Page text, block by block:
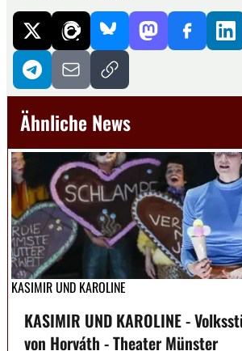
Ähnliche News
KASIMIR UND KAROLINE
KASIMIR UND KAROLINE -
von Horváth - Theater Münster